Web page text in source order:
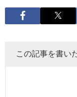
この記事を書い